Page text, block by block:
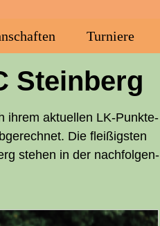
Tur­nie­re
Steinberg
ihrem aktu­el­len LK-Punk­te­­
Die flei­ßigs­ten
ste­hen in der nach­fol­gen­